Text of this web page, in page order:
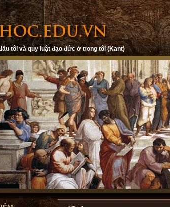
tôi và quy luật đạo đức ở trong tôi (Kant)